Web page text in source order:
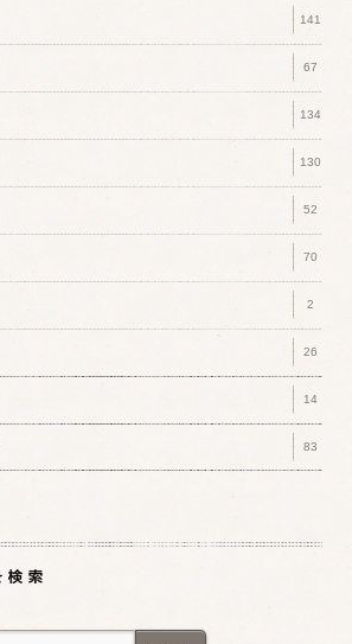
141
67
134
130
52
70
2
26
14
83